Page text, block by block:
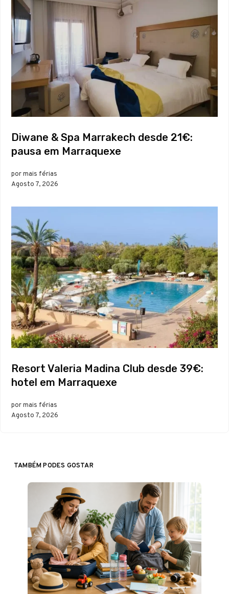
Diwane & Spa Marrakech desde 21€:
pausa em Marraquexe
por mais férias
Agosto 7, 2026
Resort Valeria Madina Club desde 39€:
hotel em Marraquexe
por mais férias
Agosto 7, 2026
TAMBÉM PODES GOSTAR